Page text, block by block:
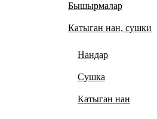
Бышырмалар
Катыган нан, сушки
Нандар
Сушка
Катыган нан